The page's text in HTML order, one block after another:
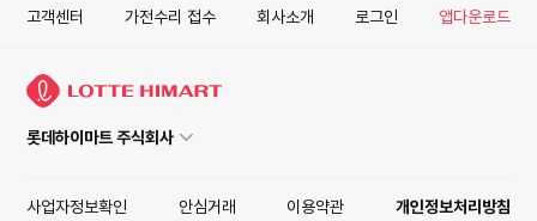
고객센터 가전수리 접수 회사소개 로그인 앱다운로드
롯데하이마트 주식회사
사업자정보확인 안심거래 이용약관 개인정보처리방침